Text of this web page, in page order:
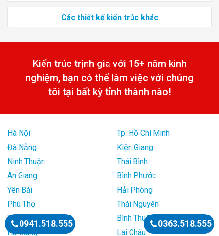
Các thiết kế kiến trúc khác
Kiến trúc trịnh gia với 15+ năm kinh
nghiệm, bạn có thể làm việc với chúng
tôi tại bất kỳ tỉnh thành nào!
Hà Nội
Tp. Hồ Chí Minh
Đà Nẵng
Kiên Giang
Ninh Thuận
Thái Bình
An Giang
Bình Phước
Yên Bái
Hải Phòng
Phú Thọ
Thái Nguyên
Vũng Tàu
Bình Thuận
Hà Giang
Lai Châu
0941.518.555 0363.518.555